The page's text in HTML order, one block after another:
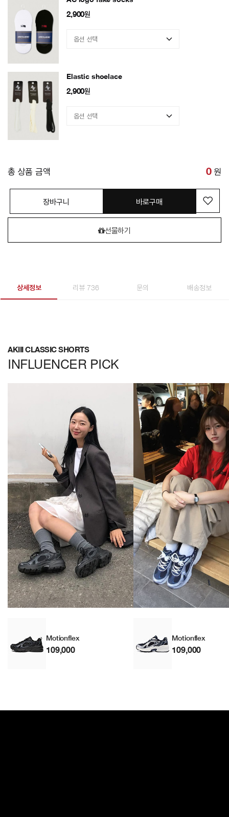
2,900원
Elastic shoelace
2,900원
총 상품 금액 0 원
장바구니 바로구매
선물하기
상세정보 리뷰 736 문의 배송정보
AKIII CLASSIC SHORTS
INFLUENCER PICK
Motionflex
109,000
Motionflex
109,000